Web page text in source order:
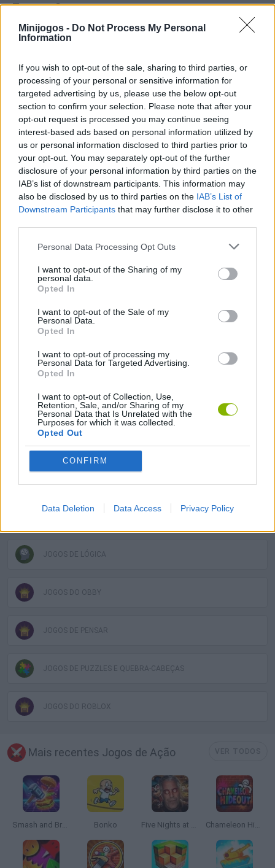
Minijogos - Do Not Process My Personal
Information
If you wish to opt-out of the sale, sharing to third parties, or
processing of your personal or sensitive information for
targeted advertising by us, please use the below opt-out
section to confirm your selection. Please note that after your
opt-out request is processed you may continue seeing
interest-based ads based on personal information utilized by
us or personal information disclosed to third parties prior to
your opt-out. You may separately opt-out of the further
disclosure of your personal information by third parties on the
IAB’s list of downstream participants. This information may
also be disclosed by us to third parties on the IAB’s List of
Downstream Participants that may further disclose it to other
Personal Data Processing Opt Outs
I want to opt-out of the Sharing of my
personal data.
Opted In
I want to opt-out of the Sale of my
Personal Data.
Opted In
I want to opt-out of processing my
Personal Data for Targeted Advertising.
Opted In
I want to opt-out of Collection, Use,
Retention, Sale, and/or Sharing of my
Personal Data that Is Unrelated with the
Purposes for which it was collected.
Opted Out
CONFIRM
Data Deletion Data Access Privacy Policy
Escape?
Resolve puzzles lógicos integrados no guia.
Empurra objectos, ativa mecanismos e utiliza ferramentas
de palco para avançares.
Desfruta de toda a experiência a solo sem teres de estar
ligado à rede.
Não é necessário um QI de génio, apenas curiosidade e
vontade de experimentar novas soluções.
Não repitas os erros e, se falhares, não tentes a mesma
coisa mais depressa.
Cuidado com o instinto! Muitas armadilhas são colocadas
propositadamente onde o jogador comum saltaria sem pensar.
Se algo parecer demasiado óbvio, é provavelmente um bluff.
liberdade!
Etiquetas
JOGOS DE AVENTURAS
JOGOS DE AÇÃO
JOGOS DE HABILIDADE
JOGOS DE PLATAFORMAS
JOGOS DE LÓGICA
JOGOS DO OBBY
JOGOS DE PENSAR
JOGOS DE PUZZLES E QUEBRA-CABEÇAS
JOGOS DO ROBLOX
Mais recentes Jogos de Ação
Smash and Break Bonko Five Nights at Epstein's Chameleon Hideout